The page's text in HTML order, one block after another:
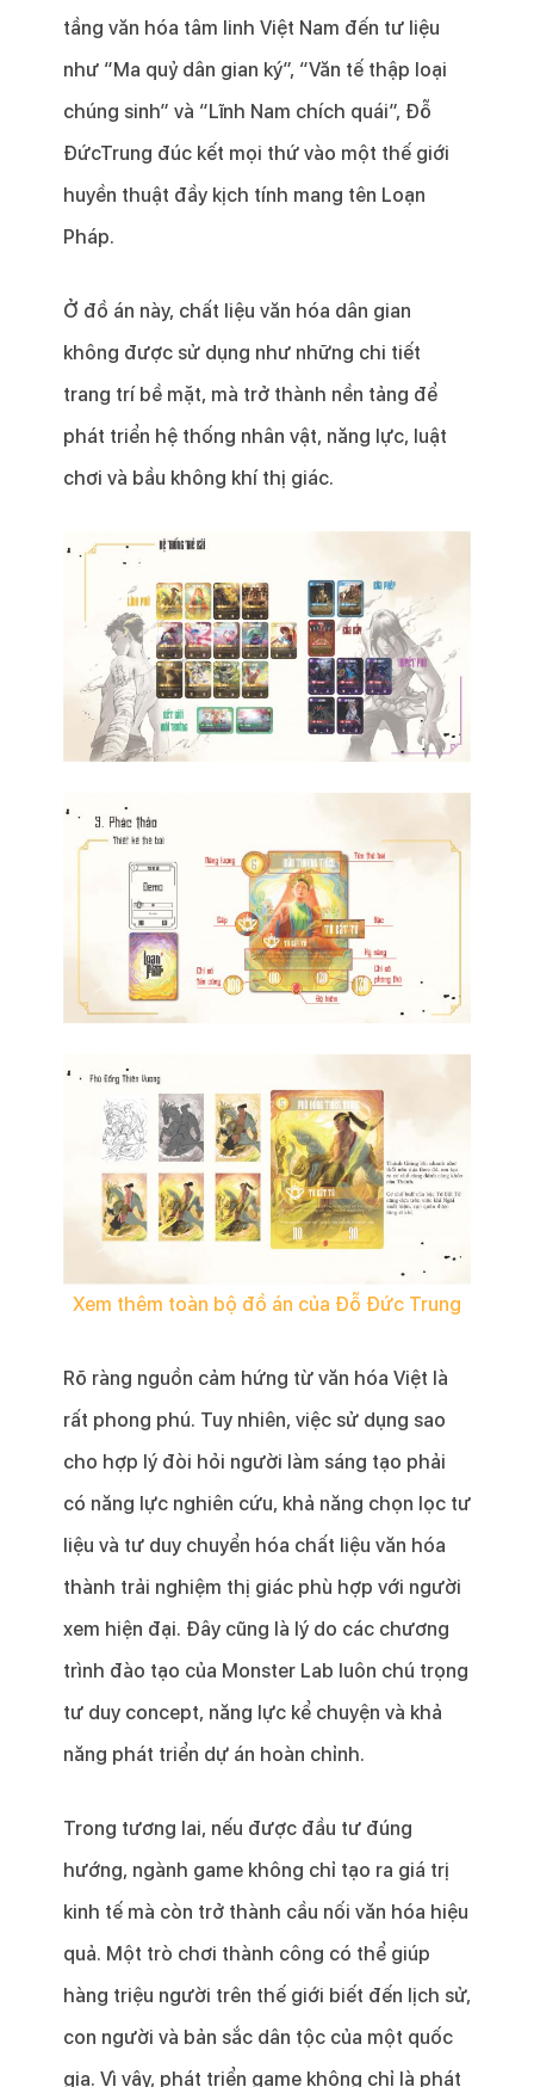
tầng văn hóa tâm linh Việt Nam đến tư liệu
như “Ma quỷ dân gian ký”, “Văn tế thập loại
chúng sinh” và “Lĩnh Nam chích quái”, Đỗ
ĐứcTrung đúc kết mọi thứ vào một thế giới
huyền thuật đầy kịch tính mang tên Loạn
Pháp.
Ở đồ án này, chất liệu văn hóa dân gian
không được sử dụng như những chi tiết
trang trí bề mặt, mà trở thành nền tảng để
phát triển hệ thống nhân vật, năng lực, luật
chơi và bầu không khí thị giác.
Xem thêm toàn bộ đồ án của Đỗ Đức Trung
Rõ ràng nguồn cảm hứng từ văn hóa Việt là
rất phong phú. Tuy nhiên, việc sử dụng sao
cho hợp lý đòi hỏi người làm sáng tạo phải
có năng lực nghiên cứu, khả năng chọn lọc tư
liệu và tư duy chuyển hóa chất liệu văn hóa
thành trải nghiệm thị giác phù hợp với người
xem hiện đại. Đây cũng là lý do các chương
trình đào tạo của Monster Lab luôn chú trọng
tư duy concept, năng lực kể chuyện và khả
năng phát triển dự án hoàn chỉnh.
Trong tương lai, nếu được đầu tư đúng
hướng, ngành game không chỉ tạo ra giá trị
kinh tế mà còn trở thành cầu nối văn hóa hiệu
quả. Một trò chơi thành công có thể giúp
hàng triệu người trên thế giới biết đến lịch sử,
con người và bản sắc dân tộc của một quốc
gia. Vì vậy, phát triển game không chỉ là phát